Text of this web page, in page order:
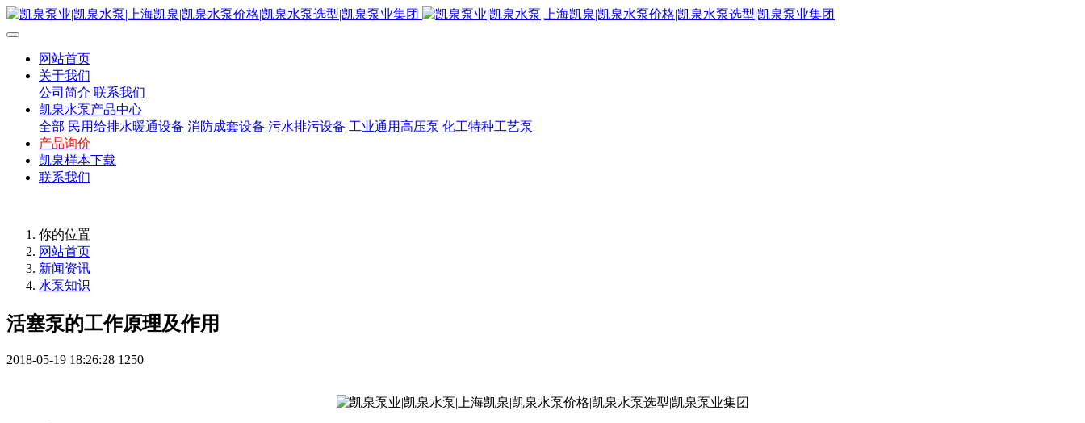
网站首页
关于我们
公司简介 联系我们
凯泉水泵产品中心
全部 民用给排水暖通设备 消防成套设备 污水排污设备 工业通用高压泵 化工特种工艺泵
产品询价
凯泉样本下载
联系我们
你的位置
网站首页
新闻资讯
水泵知识
活塞泵的工作原理及作用
2018-05-19 18:26:28 1250